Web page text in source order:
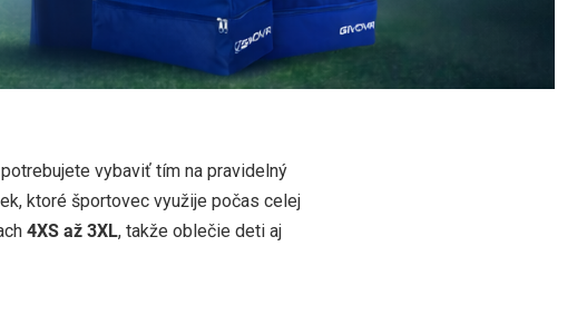
.
vybaviť tím na pravidelný
ktoré športovec využije počas celej
4XS až 3XL, takže oblečie deti aj